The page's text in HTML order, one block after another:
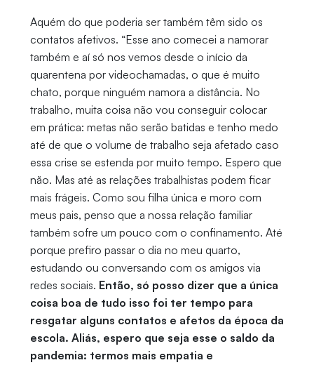
Aquém do que poderia ser também têm sido os
contatos afetivos. “Esse ano comecei a namorar
também e aí só nos vemos desde o início da
quarentena por videochamadas, o que é muito
chato, porque ninguém namora a distância. No
trabalho, muita coisa não vou conseguir colocar
em prática: metas não serão batidas e tenho medo
até de que o volume de trabalho seja afetado caso
essa crise se estenda por muito tempo. Espero que
não. Mas até as relações trabalhistas podem ficar
mais frágeis. Como sou filha única e moro com
meus pais, penso que a nossa relação familiar
também sofre um pouco com o confinamento. Até
porque prefiro passar o dia no meu quarto,
estudando ou conversando com os amigos via
redes sociais. Então, só posso dizer que a única
coisa boa de tudo isso foi ter tempo para
resgatar alguns contatos e afetos da época da
escola. Aliás, espero que seja esse o saldo da
pandemia: termos mais empatia e